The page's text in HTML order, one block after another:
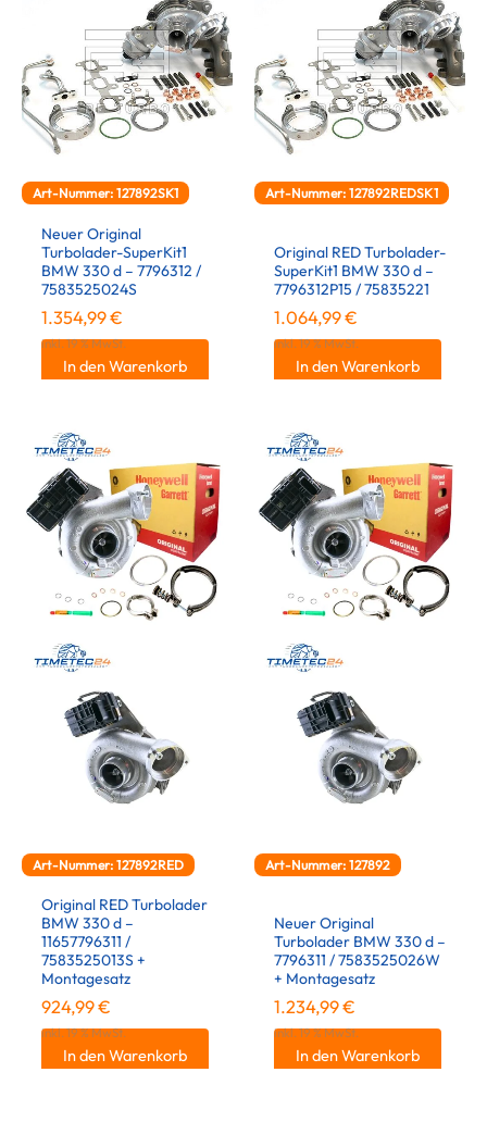
Art-Nummer: 127892SK1
Neuer Original
Turbolader-SuperKit1
BMW 330 d – 7796312 /
7583525024S
1.354,99€
inkl. 19 % MwSt.
In den Warenkorb
Art-Nummer: 127892REDSK1
Original RED Turbolader-
SuperKit1 BMW 330 d –
7796312P15 / 75835221
1.064,99€
inkl. 19 % MwSt.
In den Warenkorb
Art-Nummer: 127892RED
Original RED Turbolader
BMW 330 d –
11657796311 /
7583525013S +
Montagesatz
924,99€
inkl. 19 % MwSt.
In den Warenkorb
Art-Nummer: 127892
Neuer Original
Turbolader BMW 330 d –
7796311 / 7583525026W
+ Montagesatz
1.234,99€
inkl. 19 % MwSt.
In den Warenkorb